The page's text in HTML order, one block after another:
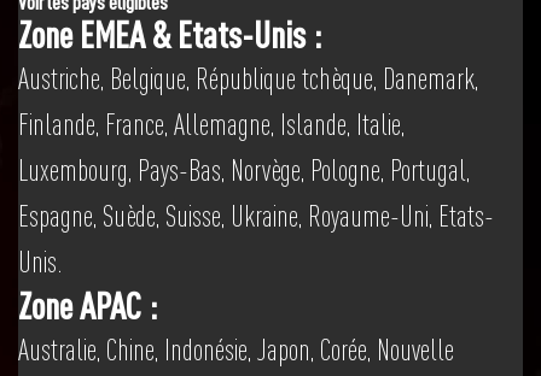
Zone EMEA & Etats-Unis :
Austriche, Belgique, République tchèque, Danemark,
Finlande, France, Allemagne, Islande, Italie,
Luxembourg, Pays-Bas, Norvège, Pologne, Portugal,
Espagne, Suède, Suisse, Ukraine, Royaume-Uni, Etats-
Unis.
Zone APAC :
Australie, Chine, Indonésie, Japon, Corée, Nouvelle